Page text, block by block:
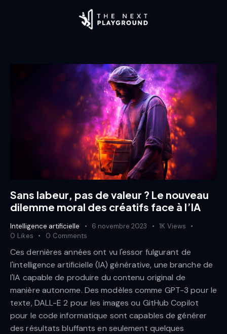
Sans labeur, pas de valeur ? Le nouveau
dilemme moral des créatifs face à l’IA
Intelligence artificielle 6 novembre 2023 1K Views
0 Likes 0 Comments
Ces dernières années ont vu l'essor fulgurant de
l'intelligence artificielle (IA) générative, une branche de
l'IA capable de produire du contenu original de
manière autonome. Des modèles comme GPT-3 pour le
texte, DALL-E 2 pour les images ou GitHub Copilot
pour le code informatique sont capables de générer
des résultats bluffants en seulement quelques